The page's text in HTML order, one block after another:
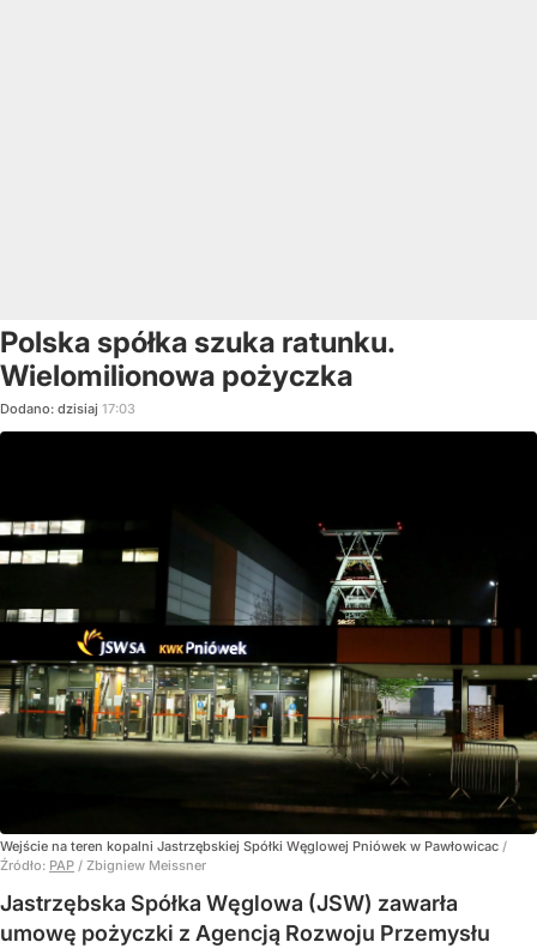
Polska spółka szuka ratunku.
Wielomilionowa pożyczka
Dodano: dzisiaj 17:03
Wejście na teren kopalni Jastrzębskiej Spółki Węglowej Pniówek w Pawłowicac /
Źródło: PAP / Zbigniew Meissner
Jastrzębska Spółka Węglowa (JSW) zawarła
umowę pożyczki z Agencją Rozwoju Przemysłu